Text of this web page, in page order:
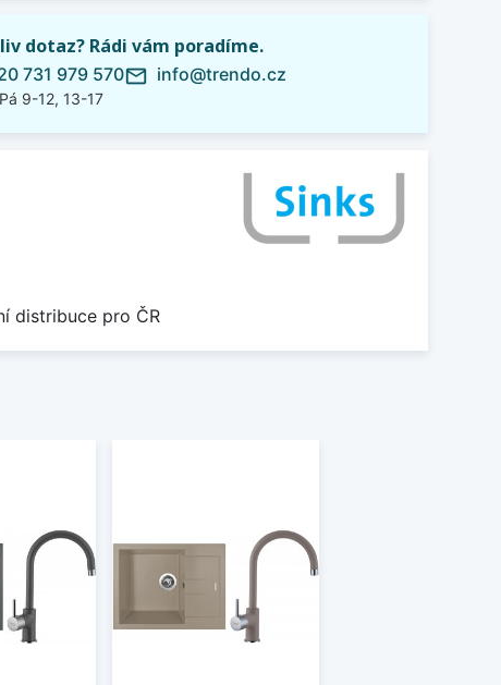
dotaz? Rádi vám poradíme.
731 979 570
9-12, 13-17
mail_outline info@trendo.cz
distribuce pro ČR